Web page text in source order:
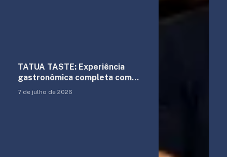
TATUA TASTE: Experiência
gastronômica completa com
estacionamento grátis
7 de julho de 2026